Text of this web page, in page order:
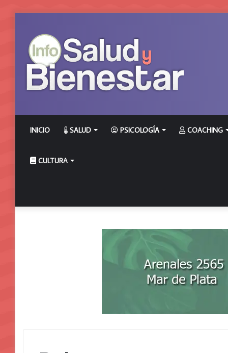
INICIO SALUD PSICOLOGÍA COACHING
CULTURA